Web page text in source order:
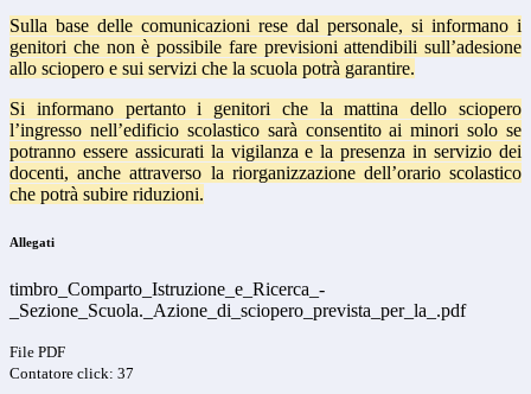
Sulla base delle comunicazioni rese dal personale, si informano i
genitori che non è possibile fare previsioni attendibili sull’adesione
allo sciopero e sui servizi che la scuola potrà garantire.
Si informano pertanto i genitori che la mattina dello sciopero
l’ingresso nell’edificio scolastico sarà consentito ai minori solo se
potranno essere assicurati la vigilanza e la presenza in servizio dei
docenti, anche attraverso la riorganizzazione dell’orario scolastico
che potrà subire riduzioni.
Allegati
timbro_Comparto_Istruzione_e_Ricerca_-
_Sezione_Scuola._Azione_di_sciopero_prevista_per_la_.pdf
File PDF
Contatore click: 37